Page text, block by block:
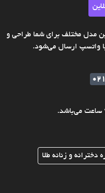
مدل مختلف برای شما طراحی و
واتسپ ارسال می‌شود.
و زنانه طلا